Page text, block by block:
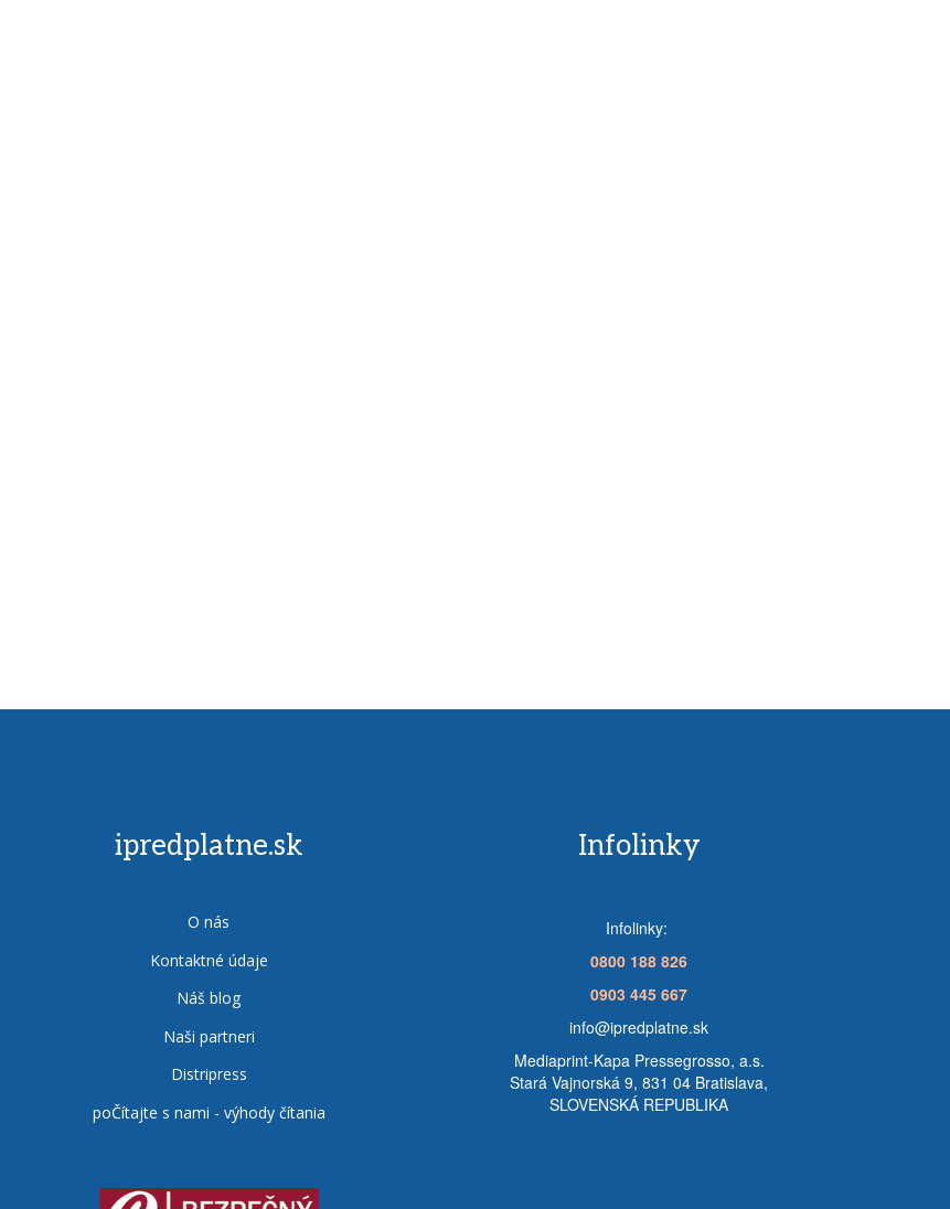
ipredplatne.sk
O nás
Kontaktné údaje
Náš blog
Naši partneri
Distripress
poČítajte s nami - výhody čítania
Infolinky
Infolinky:
0800 188 826
0903 445 667
info@ipredplatne.sk
Mediaprint-Kapa Pressegrosso, a.s.
Stará Vajnorská 9, 831 04 Bratislava,
SLOVENSKÁ REPUBLIKA